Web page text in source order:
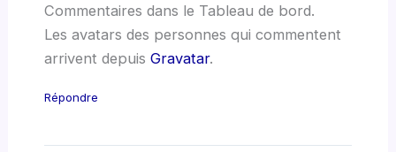
Commentaires dans le Tableau de bord.
Les avatars des personnes qui commentent
arrivent depuis Gravatar.
Répondre